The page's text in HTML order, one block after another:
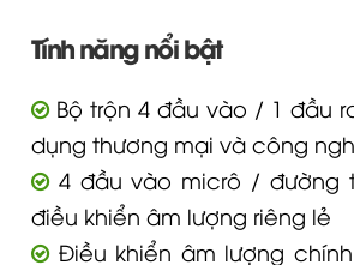
Tính năng nổi bật
Bộ trộn 4 đầu vào / 1 đầu
dụng thương mại và công
4 đầu vào micrô / đường
điều khiển âm lượng riêng lẻ
Điều khiển âm lượng